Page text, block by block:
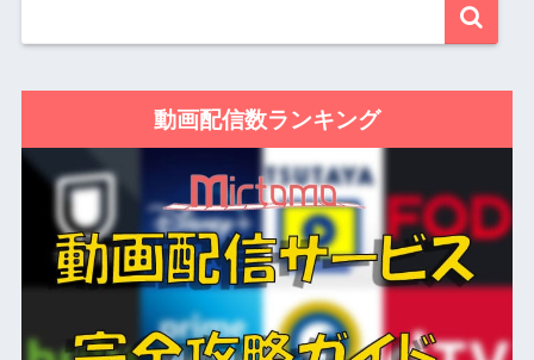
動画配信数ランキング